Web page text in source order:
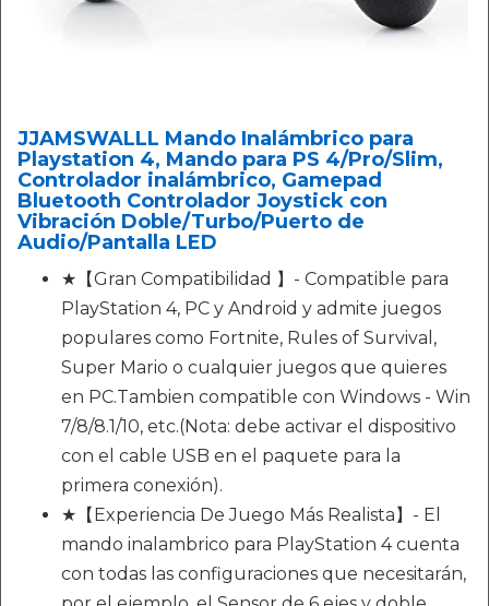
JJAMSWALLL Mando Inalámbrico para
Playstation 4, Mando para PS 4/Pro/Slim,
Controlador inalámbrico, Gamepad
Bluetooth Controlador Joystick con
Vibración Doble/Turbo/Puerto de
Audio/Pantalla LED
★【Gran Compatibilidad 】- Compatible para
PlayStation 4, PC y Android y admite juegos
populares como Fortnite, Rules of Survival,
Super Mario o cualquier juegos que quieres
en PC.Tambien compatible con Windows - Win
7/8/8.1/10, etc.(Nota: debe activar el dispositivo
con el cable USB en el paquete para la
primera conexión).
★【Experiencia De Juego Más Realista】- El
mando inalambrico para PlayStation 4 cuenta
con todas las configuraciones que necesitarán,